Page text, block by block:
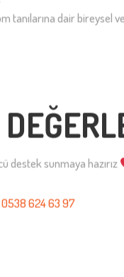
Comments
tanılarına dair bireysel
destek sunmaya hazırız
0538 624 63 97